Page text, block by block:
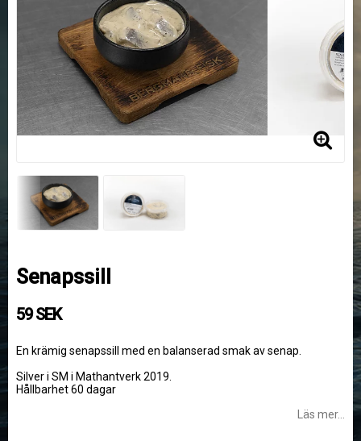
Senapssill
59 SEK
En krämig senapssill med en balanserad smak av senap.
Silver i SM i Mathantverk 2019.
Hållbarhet 60 dagar
Läs mer...